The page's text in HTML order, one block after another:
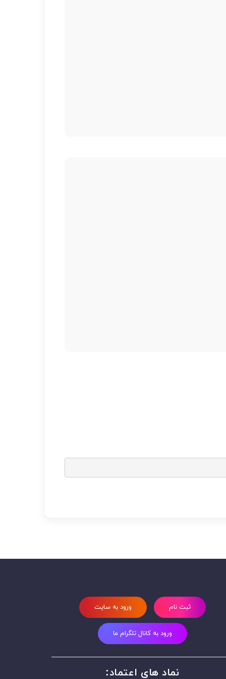
ثبت نام ورود به سایت
ورود به کانال تلگرام ما
نماد های اعتماد: